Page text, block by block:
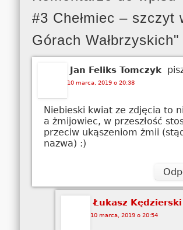
#3 Chełmiec – szczyt
Górach Wałbrzyskich"
Jan Feliks Tomczyk
10 marca, 2019 o 20:38
Niebieski kwiat ze zdjęcia to
a żmijowiec, w przeszłość
przeciw ukąszeniom żmii
nazwa) :)
Łukasz Kędzierski
10 marca, 2019 o 20:54